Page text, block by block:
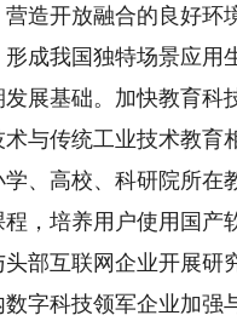
造开放融合的良好环
成我国独特场景应用
展基础。加快教育科
与传统工业技术教育
、高校、科研院所在
，培养用户使用国产
部互联网企业开展研
字科技领军企业加强